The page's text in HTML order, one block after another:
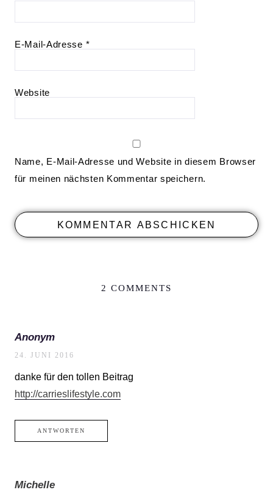
E-Mail-Adresse *
Website
Name, E-Mail-Adresse und Website in diesem Browser
für meinen nächsten Kommentar speichern.
2 COMMENTS
Anonym
24. JUNI 2016
danke für den tollen Beitrag
http://carrieslifestyle.com
ANTWORTEN
Michelle